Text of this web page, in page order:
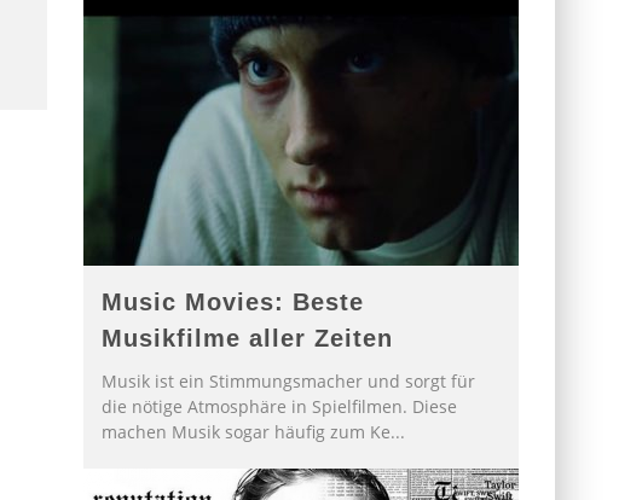
Music Movies: Beste
Musikfilme aller Zeiten
Musik ist ein Stimmungsmacher und sorgt für
die nötige Atmosphäre in Spielfilmen. Diese
machen Musik sogar häufig zum Ke...